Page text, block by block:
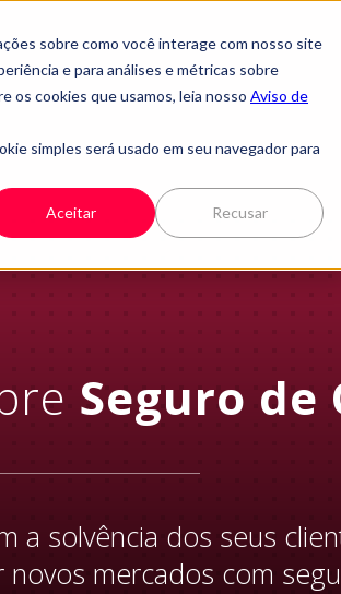
sobre como você interage com nosso site
e para análises e métricas sobre
os cookies que usamos, leia nosso Aviso de
simples será usado em seu navegador para
Aceitar Recusar
Seguro de
a solvência dos seus
mercados com